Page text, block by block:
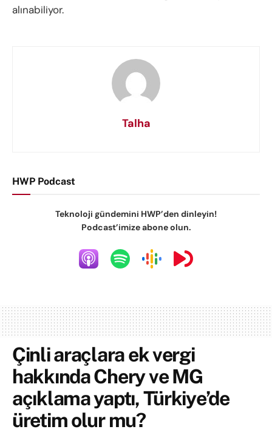
alınabiliyor.
Talha
HWP Podcast
Teknoloji gündemini HWP’den dinleyin!
Podcast’imize abone olun.
Çinli araçlara ek vergi
hakkında Chery ve MG
açıklama yaptı, Türkiye’de
üretim olur mu?